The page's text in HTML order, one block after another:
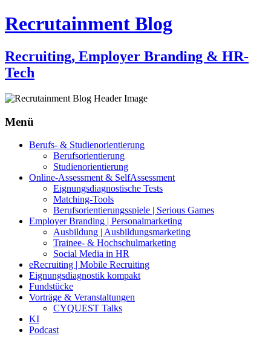
Recrutainment Blog
Recruiting, Employer Branding & HR-
Tech
Menü
Zum
Berufs- & Studienorientierung
Berufsorientierung
Studienorientierung
Online-Assessment & SelfAssessment
Eignungsdiagnostische Tests
Matching-Tools
Berufsorientierungsspiele | Serious Games
Employer Branding | Personalmarketing
Ausbildung | Ausbildungsmarketing
Trainee- & Hochschulmarketing
Social Media in HR
eRecruiting | Mobile Recruiting
Eignungsdiagnostik kompakt
Fundstücke
Vorträge & Veranstaltungen
CYQUEST Talks
KI
Podcast